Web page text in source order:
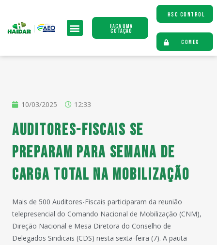
Faça uma
Cotação
HSC CONTROL
COMEX
10/03/2025 12:33
Auditores-Fiscais se
preparam para semana de
carga total na mobilização
Mais de 500 Auditores-Fiscais participaram da reunião
telepresencial do Comando Nacional de Mobilização (CNM),
Direção Nacional e Mesa Diretora do Conselho de
Delegados Sindicais (CDS) nesta sexta-feira (7). A pauta